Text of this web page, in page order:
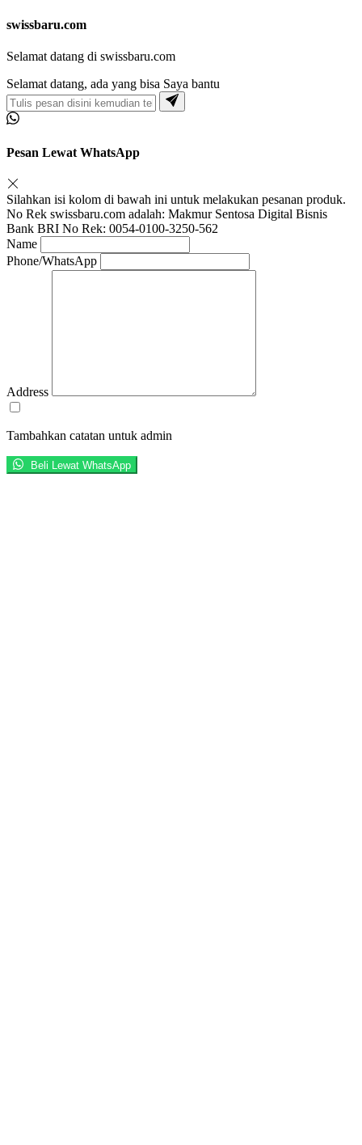
swissbaru.com
Selamat datang di swissbaru.com
Selamat datang, ada yang bisa Saya bantu
Pesan Lewat WhatsApp
Silahkan isi kolom di bawah ini untuk melakukan pesanan produk.
No Rek swissbaru.com adalah: Makmur Sentosa Digital Bisnis
Bank BRI No Rek: 0054-0100-3250-562
Name
Phone/WhatsApp
Address
Tambahkan catatan untuk admin
Beli Lewat WhatsApp